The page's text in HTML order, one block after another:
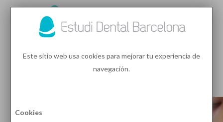
Este sitio web usa cookies para mejorar tu experiencia de
navegación.
Cookies